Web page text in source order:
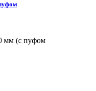
мм (с пуфом